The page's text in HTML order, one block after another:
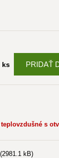
ks PRIDAŤ
s
(2981.1 kB)